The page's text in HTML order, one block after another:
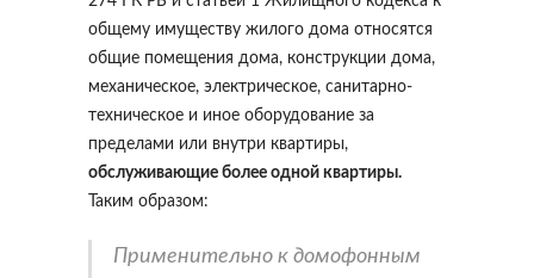
общему имуществу жилого дома относятся
общие помещения дома, конструкции дома,
механическое, электрическое, санитарно-
техническое и иное оборудование за
пределами или внутри квартиры,
обслуживающие более одной квартиры.
Таким образом:
Применительно к домофонным